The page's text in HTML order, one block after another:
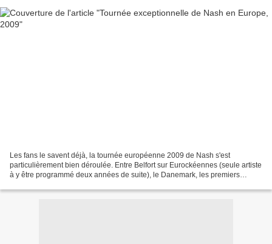
Les fans le savent déjà, la tournée européenne 2009 de Nash s'est
particulièrement bien déroulée. Entre Belfort sur Eurockéennes (seule artiste
à y être programmé deux années de suite), le Danemark, les premiers